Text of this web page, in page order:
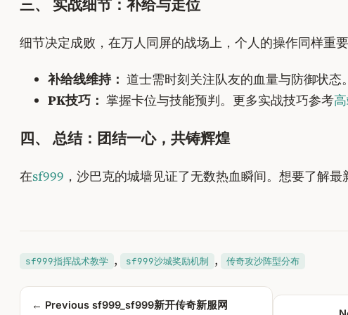
三、 实战细节：补给与走位
细节决定成败，在万人同屏的战场上，个人的操作同样重要
补给线维持： 道士需时刻关注队友的血量与防御状态
PK技巧： 掌握卡位与技能预判。更多实战技巧参考
四、 总结：团结一心，共铸辉煌
在sf999 ，沙巴克的城墙见证了无数热血瞬间。想要了解
sf999指挥战术教学 , sf999沙城奖励机制 , 传奇攻沙阵型分布
← Previous sf999_sf999新开传奇新服网